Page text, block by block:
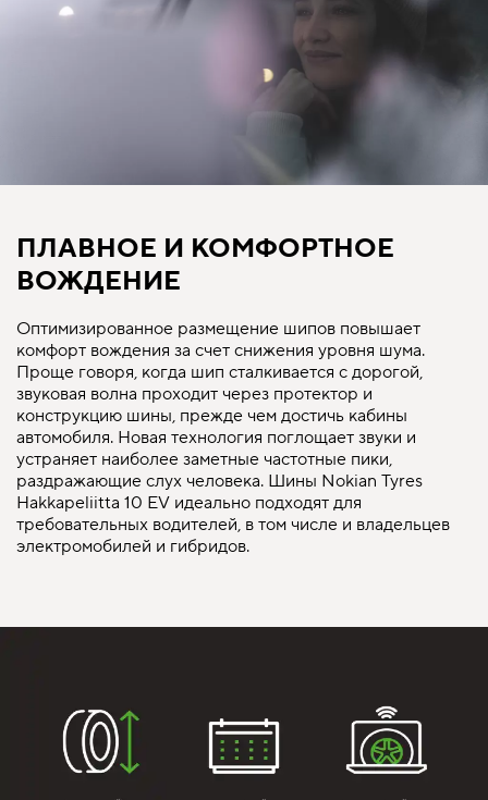
ПЛАВНОЕ И КОМФОРТНОЕ
ВОЖДЕНИЕ
Оптимизированное размещение шипов повышает
комфорт вождения за счет снижения уровня шума.
Проще говоря, когда шип сталкивается с дорогой,
звуковая волна проходит через протектор и
конструкцию шины, прежде чем достичь кабины
автомобиля. Новая технология поглощает звуки и
устраняет наиболее заметные частотные пики,
раздражающие слух человека. Шины Nokian Tyres
Hakkapeliitta 10 EV идеально подходят для
требовательных водителей, в том числе и владельцев
электромобилей и гибридов.